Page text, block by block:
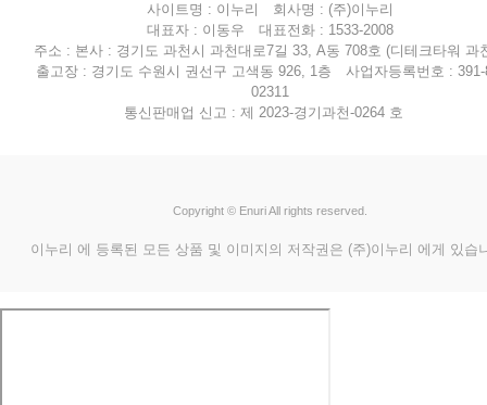
사이트명 : 이누리 회사명 : (주)이누리
대표자 : 이동우 대표전화 : 1533-2008
주소 : 본사 : 경기도 과천시 과천대로7길 33, A동 708호 (디테크타워 과
출고장 : 경기도 수원시 권선구 고색동 926, 1층 사업자등록번호 : 391-
02311
통신판매업 신고 : 제 2023-경기과천-0264 호
Copyright © Enuri All rights reserved.
이누리 에 등록된 모든 상품 및 이미지의 저작권은 (주)이누리 에게 있습